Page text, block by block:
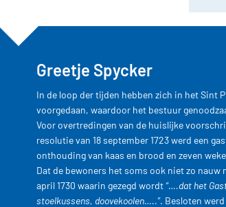
Greetje Spycker
In de loop der tijden hebben zich in het Sint
voorgedaan, waardoor het bestuur
Voor overtredingen van de huislijke
resolutie van 18 september 1723 werd een
onthouding van kaas en brood en zeven
Dat de bewoners het soms ook niet zo
april 1730 waarin gezegd wordt“….dat het
stoelkussens, doovekoolen…..”. Besloten